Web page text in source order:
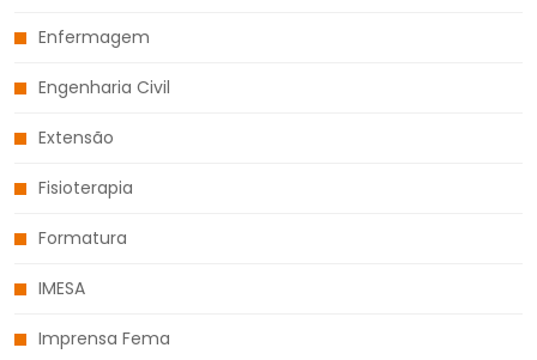
Enfermagem
Engenharia Civil
Extensão
Fisioterapia
Formatura
IMESA
Imprensa Fema